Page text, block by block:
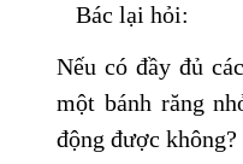
Bác lại hỏi:
Nếu có đầy đủ
một bánh răng
động được không?